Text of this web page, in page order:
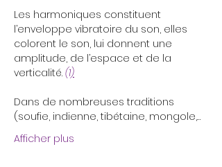
Les harmoniques constituent
l’enveloppe vibratoire du son, elles
colorent le son, lui donnent une
amplitude, de l’espace et de la
verticalité. (1)
Dans de nombreuses traditions
(soufie, indienne, tibétaine, mongole,…
Afficher plus